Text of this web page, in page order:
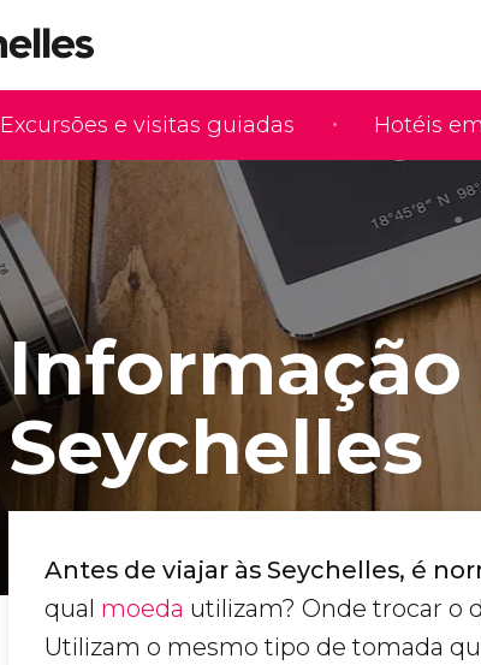
Excursões e visitas guiadas Hotéis
Informação
Seychelles
Antes de viajar às Seychelles, é
qual moeda utilizam? Onde trocar o
Utilizam o mesmo tipo de tomada